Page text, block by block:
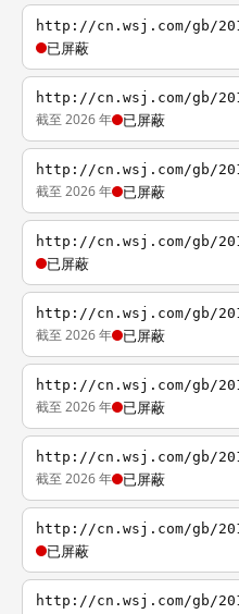
http://cn.wsj.com/gb/
已屏蔽
http://cn.wsj.com/gb/
截至 2026 年 已屏蔽
http://cn.wsj.com/gb/
截至 2026 年 已屏蔽
http://cn.wsj.com/gb/
已屏蔽
http://cn.wsj.com/gb/
截至 2026 年 已屏蔽
http://cn.wsj.com/gb/
截至 2026 年 已屏蔽
http://cn.wsj.com/gb/
截至 2026 年 已屏蔽
http://cn.wsj.com/gb/
已屏蔽
http://cn.wsj.com/gb/